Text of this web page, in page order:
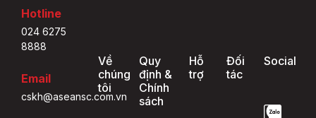
Hotline
024 6275
8888
Email
cskh@aseansc.com.vn
Về
chúng
tôi
Quy
định &
Chính
sách
Hỗ
trợ
Đối
tác
Social